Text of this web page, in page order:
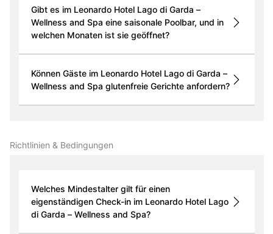
Gibt es im Leonardo Hotel Lago di Garda –
Wellness and Spa eine saisonale Poolbar, und in
welchen Monaten ist sie geöffnet?
Können Gäste im Leonardo Hotel Lago di Garda –
Wellness and Spa glutenfreie Gerichte anfordern?
Richtlinien & Bedingungen
Welches Mindestalter gilt für einen
eigenständigen Check-in im Leonardo Hotel Lago
di Garda – Wellness and Spa?